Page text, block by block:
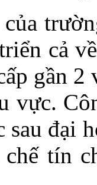
của
cả
gần
vực.
sau đại
chế tín